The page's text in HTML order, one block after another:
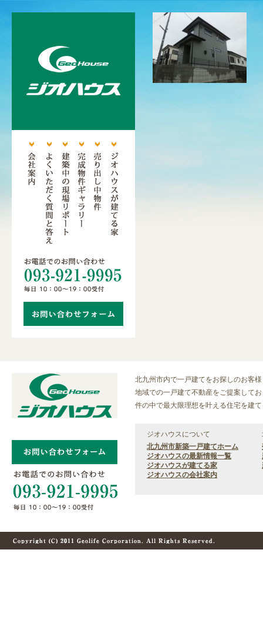
北九州市内で一戸建てをお探しのお客
地域での一戸建て不動産をご提案して
件の中で最大限理想を叶える住宅を建
ジオハウスについて
北九州市新築一戸建てホーム
ジオハウスの最新情報一覧
ジオハウスが建てる家
ジオハウスの会社案内